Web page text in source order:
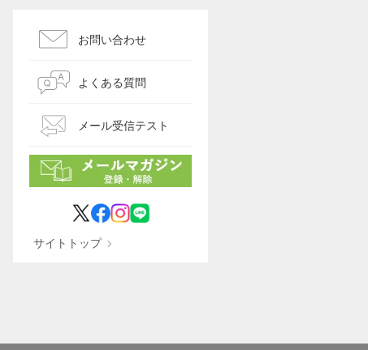
お問い合わせ
よくある質問
メール受信テスト
サイトトップ